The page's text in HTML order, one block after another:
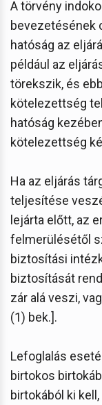
A törvény
bevezetésének
hatóság az
például az
törekszik, és
kötelezettség
hatóság
kötelezettség
Ha az eljárás
teljesítése
lejárta előtt, az
felmerülésétől
biztosítási
biztosítását
zár alá veszi,
(1) bek.].
Lefoglalás
birtokos
birtokából ki